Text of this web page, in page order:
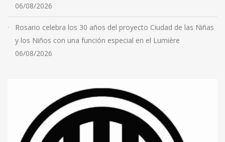
06/08/2026
Rosario celebra los 30 años del proyecto Ciudad de las Niñas
y los Niños con una función especial en el Lumière
06/08/2026